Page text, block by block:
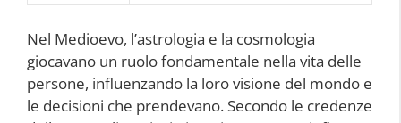
Nel Medioevo, l’astrologia e la cosmologia
giocavano un ruolo fondamentale nella vita delle
persone, influenzando la loro visione del mondo e
le decisioni che prendevano. Secondo le credenze